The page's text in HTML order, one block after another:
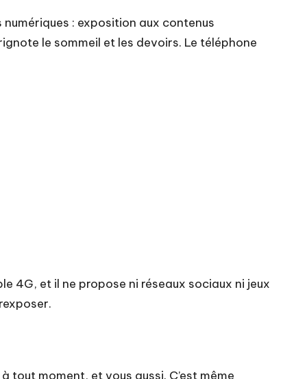
: exposition aux contenus
le sommeil et les devoirs. Le téléphone
4G, et il ne propose ni réseaux sociaux ni jeux
moment, et vous aussi. C’est même